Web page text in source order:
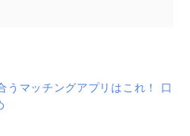
うマッチングアプリはこれ！ 口